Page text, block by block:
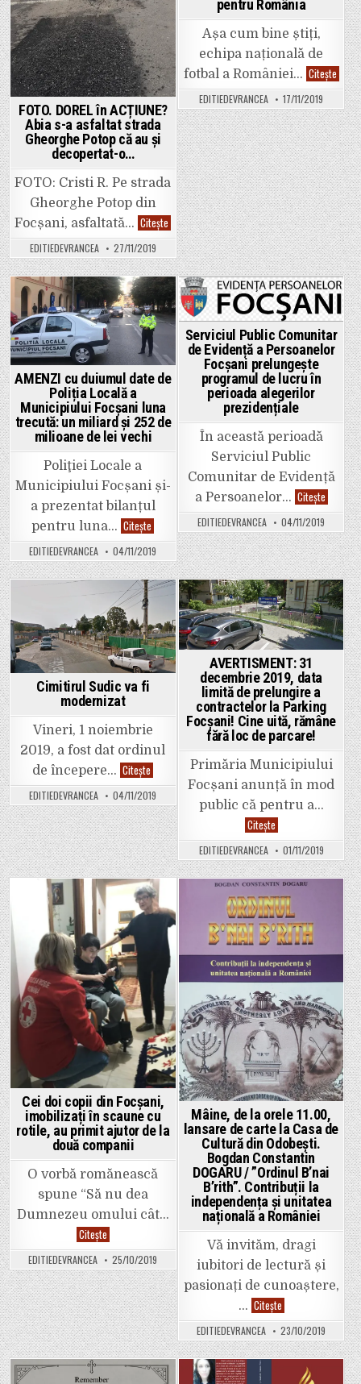
ÎNCĂLZIRE
CENTRALIZATĂ!
FOTO. DOREL în ACȚIUNE?
Abia s-a asfaltat strada
Gheorghe Potop că au și
decopertat-o…
FOTO: Cristi R. Pe strada
Gheorghe Potop din
Focșani, asfaltată… Citește FOTO.
DOREL
în
ACȚIUNE?
Abia
s-
a
asfaltat
strada
Gheorghe
Potop
și
decopertat-
o…
EDITIEDEVRANCEA 27/11/2019
pentru România
Așa cum bine știți,
echipa națională de
fotbal a României… CiteșteInimi
de
copii
Inimi
EDITIEDEVRANCEA 17/11/2019
Posted
in
AMENZI cu duiumul date de
Poliția Locală a
Municipiului Focșani luna
trecută: un miliard și 252 de
milioane de lei vechi
Poliţiei Locale a
Municipiului Focșani și-
a prezentat bilanțul
pentru luna… Citește
cu
duiumul
date
de
Poliția
Locală
Municipiului
Focșani
luna
trecută:
un
miliard
și
de
lei
vechi
EDITIEDEVRANCEA 04/11/2019
Posted
in
Serviciul Public Comunitar
de Evidență a Persoanelor
Focșani prelungește
programul de lucru în
perioada alegerilor
prezidențiale
În această perioadă
Serviciul Public
Comunitar de Evidență
a Persoanelor… CiteșteServiciul
Public
Evidență
a
Focșani
de
lucru
în
perioada
EDITIEDEVRANCEA 04/11/2019
in
Cimitirul Sudic va fi
modernizat
Vineri, 1 noiembrie
2019, a fost dat ordinul
de începere… Citește
Sudic
va
fi
modernizat
EDITIEDEVRANCEA 04/11/2019
Posted
in
AVERTISMENT: 31
decembrie 2019, data
limită de prelungire a
contractelor la Parking
Focșani! Cine uită, rămâne
fără loc de parcare!
Primăria Municipiului
Focșani anunță în mod
public că pentru a…
CiteșteAVERTISMENT:
31
decembrie
2019,
data
limită
de
prelungire
a
contractelor
la
Parking
Focșani!
Cine
uită,
rămâne
fără
loc
de
parcare!
EDITIEDEVRANCEA 01/11/2019
Posted
in
Cei doi copii din Focșani,
imobilizați în scaune cu
rotile, au primit ajutor de la
două companii
O vorbă romănească
spune “Să nu dea
Dumnezeu omului cât…
CiteșteCei
doi
copii
din
Focșani,
imobilizați
în
scaune
cu
rotile,
au
primit
ajutor
de
la
EDITIEDEVRANCEA 25/10/2019
Posted
in
Mâine, de la orele 11.00,
lansare de carte la Casa de
Cultură din Odobești.
Bogdan Constantin
DOGARU / ”Ordinul Bʼnai
Bʼrith”. Contribuții la
independența și unitatea
națională a României
Vă invităm, dragi
iubitori de lectură și
pasionați de cunoaștere,
… CiteșteMâine,
de
la
orele
11.00,
lansare
carte
EDITIEDEVRANCEA 23/10/2019